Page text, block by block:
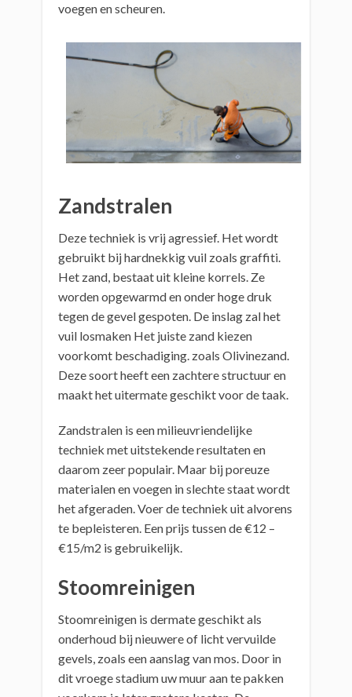
voegen en scheuren.
Zandstralen
Deze techniek is vrij agressief. Het wordt
gebruikt bij hardnekkig vuil zoals graffiti.
Het zand, bestaat uit kleine korrels. Ze
worden opgewarmd en onder hoge druk
tegen de gevel gespoten. De inslag zal het
vuil losmaken Het juiste zand kiezen
voorkomt beschadiging. zoals Olivinezand.
Deze soort heeft een zachtere structuur en
maakt het uitermate geschikt voor de taak.
Zandstralen is een milieuvriendelijke
techniek met uitstekende resultaten en
daarom zeer populair. Maar bij poreuze
materialen en voegen in slechte staat wordt
het afgeraden. Voer de techniek uit alvorens
te bepleisteren. Een prijs tussen de €12 –
€15/m2 is gebruikelijk.
Stoomreinigen
Stoomreinigen is dermate geschikt als
onderhoud bij nieuwere of licht vervuilde
gevels, zoals een aanslag van mos. Door in
dit vroege stadium uw muur aan te pakken